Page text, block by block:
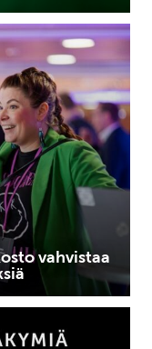
vahvistaa